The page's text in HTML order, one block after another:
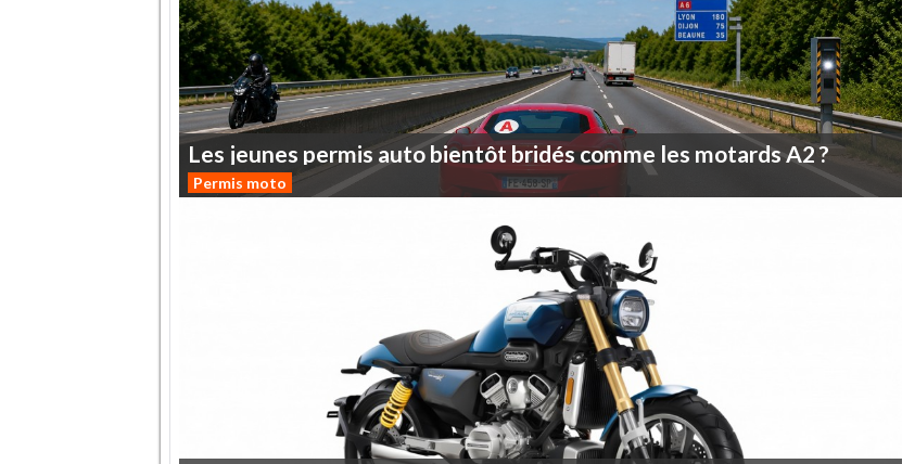
Les jeunes permis auto bientôt bridéscomme les motardsA2?
Permis moto